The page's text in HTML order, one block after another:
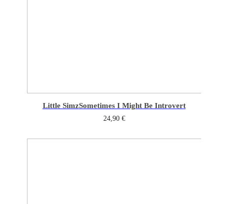
Little SimzSometimes I Might Be Introvert
24,90 €